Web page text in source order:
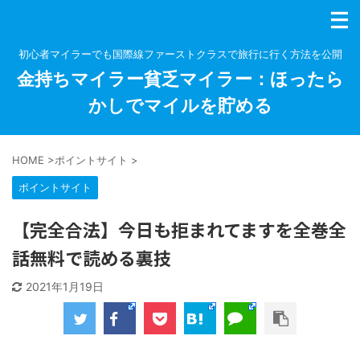
初心者マイラーでも国際線ファーストクラスで旅行に行く方法を公開
金持ちマイラー貧乏マイラー：ほったら
かしでマイルを貯める
HOME >ポイントサイト >
ポイントサイト
【完全合法】今日も拒まれてますを全巻全
話無料で読める裏技
2021年1月19日